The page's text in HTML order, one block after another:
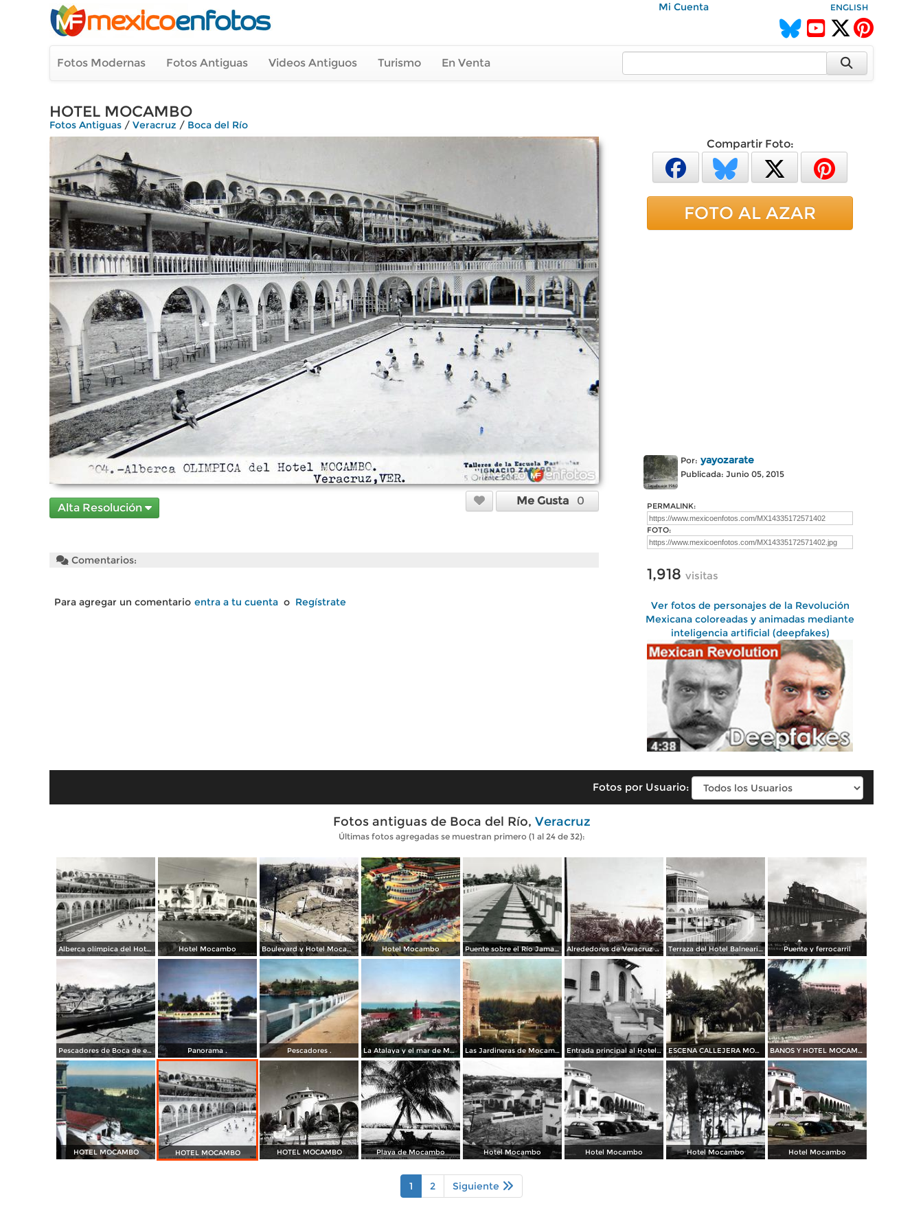
Mi Cuenta ENGLISH
Fotos Modernas Fotos Antiguas Videos Antiguos Turismo En Venta
HOTEL MOCAMBO
Fotos Antiguas / Veracruz / Boca del Río
Alta Resolución
Me Gusta 0
Comentarios:
Para agregar un comentario entra a tu cuenta o Regístrate
Compartir Foto:
FOTO AL AZAR
Por: yayozarate
Publicada: Junio 05, 2015
PERMALINK:
FOTO:
1,918 visitas
Ver fotos de personajes de la Revolución
Mexicana coloreadas y animadas mediante
inteligencia artificial (deepfakes)
Fotos por Usuario:
Fotos antiguas de Boca del Río, Veracruz
Últimas fotos agregadas se muestran primero (1 al 24 de 32):
Alberca olímpica del Hotel Mocambo Hotel Mocambo Boulevard y Hotel Mocambo. Hotel Mocambo Puente sobre el Río Jamapa Alrededores de Veracruz Boca del Rio por el Fotógrafo Abel Briquet.. Terraza del Hotel Balneario Mocambo Puente y ferrocarril
Pescadores de Boca de el Rio.. Panorama . Pescadores . La Atalaya y el mar de Mocambo Las Jardineras de Mocambo Entrada principal al Hotel Mocambo ESCENA CALLEJERA MOCAMBO BANOS Y HOTEL MOCAMBO
HOTEL MOCAMBO HOTEL MOCAMBO HOTEL MOCAMBO Playa de Mocambo Hotel Mocambo Hotel Mocambo Hotel Mocambo Hotel Mocambo
1 2 Siguiente